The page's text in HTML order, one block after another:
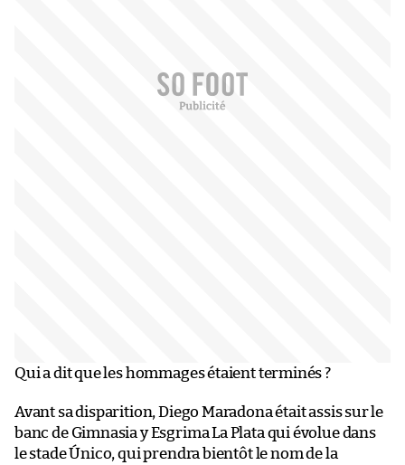
Qui a dit que les hommages étaient terminés ?
Avant sa disparition, Diego Maradona était assis sur le
banc de Gimnasia y Esgrima La Plata qui évolue dans
le stade Único, qui prendra bientôt le nom de la